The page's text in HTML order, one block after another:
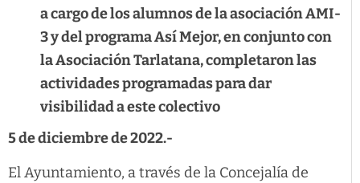
a cargo de los alumnos de la asociación AMI-
3 y del programa Así Mejor, en conjunto con
la Asociación Tarlatana, completaron las
actividades programadas para dar
visibilidad a este colectivo
5 de diciembre de 2022.-
El Ayuntamiento, a través de la Concejalía de